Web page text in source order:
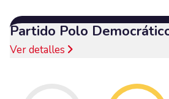
Partido Polo
Ver detalles